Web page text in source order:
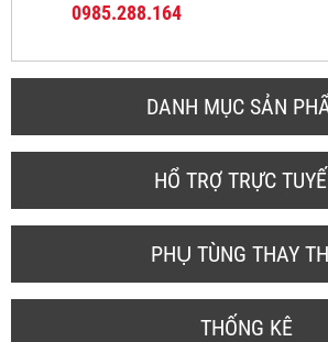
DANH MỤC SẢN
HỔ TRỢ TRỰC
PHỤ TÙNG THAY
THỐNG KÊ
0985.288.164